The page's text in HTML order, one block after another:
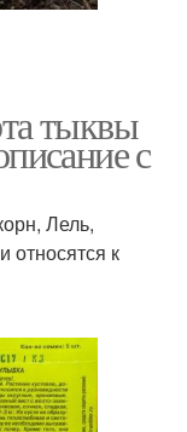
тыквы
с
Лель,
относятся к